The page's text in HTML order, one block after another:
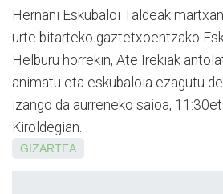
Hernani Eskubaloi Taldeak
urte bitarteko gaztetxoentzako
Helburu horrekin, Ate Irekiak
animatu eta eskubaloia ezagutu
izango da aurreneko saioa,
Kiroldegian.
GIZARTEA